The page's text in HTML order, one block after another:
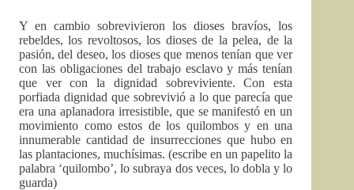
Y en cambio sobrevivieron los dioses bravíos, los
rebeldes, los revoltosos, los dioses de la pelea, de la
pasión, del deseo, los dioses que menos tenían que ver
con las obligaciones del trabajo esclavo y más tenían
que ver con la dignidad sobreviviente. Con esta
porfiada dignidad que sobrevivió a lo que parecía que
era una aplanadora irresistible, que se manifestó en un
movimiento como estos de los quilombos y en una
innumerable cantidad de insurrecciones que hubo en
las plantaciones, muchísimas. (escribe en un papelito la
palabra ‘quilombo’, lo subraya dos veces, lo dobla y lo
guarda)